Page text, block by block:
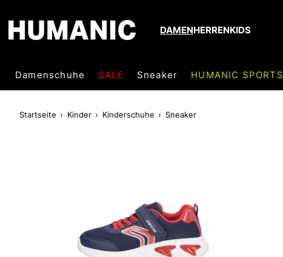
DAMENHERRENKIDS
Damenschuhe SALE Sneaker HUMANIC SPORTS
Startseite Kinder Kinderschuhe Sneaker